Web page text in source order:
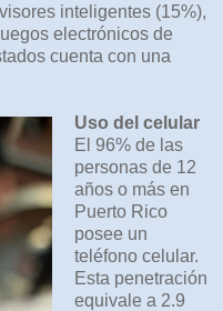
inteligentes (15%),
electrónicos de
cuenta con una
Uso del celular
El 96% de las
personas de 12
años o más en
Puerto Rico
posee un
teléfono celular.
Esta penetración
equivale a 2.9